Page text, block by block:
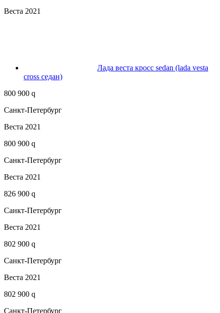
Веста 2021
Лада веста кросс sedan (lada vesta
cross седан)
800 900 q
Санкт-Петербург
Веста 2021
800 900 q
Санкт-Петербург
Веста 2021
826 900 q
Санкт-Петербург
Веста 2021
802 900 q
Санкт-Петербург
Веста 2021
802 900 q
Санкт-Петербург